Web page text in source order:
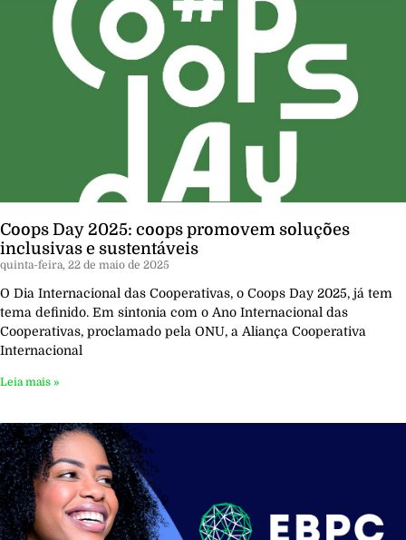
Coops Day 2025: coops promovem soluções
inclusivas e sustentáveis
quinta-feira, 22 de maio de 2025
O Dia Internacional das Cooperativas, o Coops Day 2025, já tem
tema definido. Em sintonia com o Ano Internacional das
Cooperativas, proclamado pela ONU, a Aliança Cooperativa
Internacional
Leia mais »